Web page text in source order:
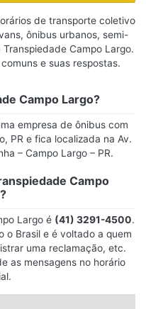
de transporte coletivo
ônibus urbanos, semi-
Campo Largo.
e suas respostas.
Campo Largo?
empresa de ônibus com
PR e fica localizada na Av.
– Campo Largo – PR.
Campo
Largo é (41) 3291-4500.
o Brasil e é voltado a quem
uma reclamação, etc.
as mensagens no horário